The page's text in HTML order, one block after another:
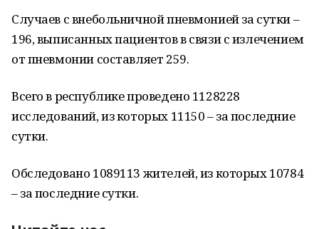
Случаев с внебольничной пневмонией за сутки –
196, выписанных пациентов в связи с излечением
от пневмонии составляет 259.
Всего в республике проведено 1128228
исследований, из которых 11150 – за последние
сутки.
Обследовано 1089113 жителей, из которых 10784
– за последние сутки.